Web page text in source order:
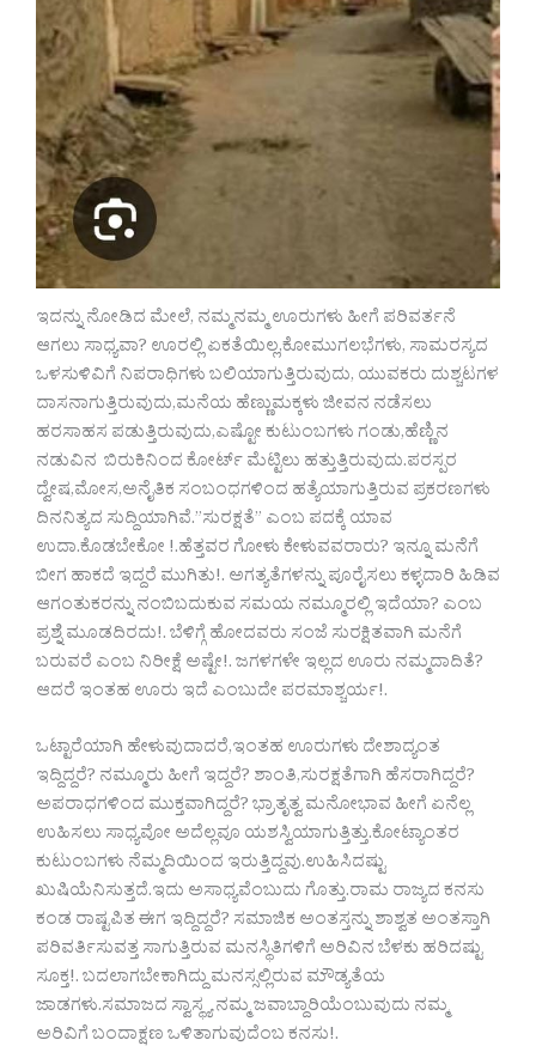
ಇದನ್ನು ನೋಡಿದ ಮೇಲೆ, ನಮ್ಮನಮ್ಮ ಊರುಗಳು ಹೀಗೆ ಪರಿವರ್ತನೆ
ಆಗಲು ಸಾಧ್ಯವಾ? ಊರಲ್ಲಿ ಏಕತೆಯಿಲ್ಲ,ಕೋಮುಗಲಭೆಗಳು, ಸಾಮರಸ್ಯದ
ಒಳಸುಳಿವಿಗೆ ನಿಪರಾಧಿಗಳು ಬಲಿಯಾಗುತ್ತಿರುವುದು, ಯುವಕರು ದುಶ್ಚಟಗಳ
ದಾಸನಾಗುತ್ತಿರುವುದು,ಮನೆಯ ಹೆಣ್ಣುಮಕ್ಕಳು ಜೀವನ ನಡೆಸಲು
ಹರಸಾಹಸ ಪಡುತ್ತಿರುವುದು,ಎಷ್ಟೋ ಕುಟುಂಬಗಳು ಗಂಡು,ಹೆಣ್ಣಿನ
ನಡುವಿನ ಬಿರುಕಿನಿಂದ ಕೋರ್ಟ್ ಮೆಟ್ಟಿಲು ಹತ್ತುತ್ತಿರುವುದು.ಪರಸ್ಪರ
ದ್ವೇಷ,ಮೋಸ,ಅನೈತಿಕ ಸಂಬಂಧಗಳಿಂದ ಹತ್ಯೆಯಾಗುತ್ತಿರುವ ಪ್ರಕರಣಗಳು
ದಿನನಿತ್ಯದ ಸುದ್ದಿಯಾಗಿವೆ.”ಸುರಕ್ಷತೆ” ಎಂಬ ಪದಕ್ಕೆ ಯಾವ
ಉದಾ.ಕೊಡಬೇಕೋ !.ಹೆತ್ತವರ ಗೋಳು ಕೇಳುವವರಾರು? ಇನ್ನೂ ಮನೆಗೆ
ಬೀಗ ಹಾಕದೆ ಇದ್ದರೆ ಮುಗಿತು!. ಅಗತ್ಯತೆಗಳನ್ನು ಪೂರೈಸಲು ಕಳ್ಳದಾರಿ ಹಿಡಿವ
ಆಗಂತುಕರನ್ನು ನಂಬಿಬದುಕುವ ಸಮಯ ನಮ್ಮೂರಲ್ಲಿ ಇದೆಯಾ? ಎಂಬ
ಪ್ರಶ್ನೆ ಮೂಡದಿರದು!. ಬೆಳಿಗ್ಗೆ ಹೋದವರು ಸಂಜೆ ಸುರಕ್ಷಿತವಾಗಿ ಮನೆಗೆ
ಬರುವರೆ ಎಂಬ ನಿರೀಕ್ಷೆ ಅಷ್ಟೇ!. ಜಗಳಗಳೇ ಇಲ್ಲದ ಊರು ನಮ್ಮದಾದಿತೆ?
ಆದರೆ ಇಂತಹ ಊರು ಇದೆ ಎಂಬುದೇ ಪರಮಾಶ್ಚರ್ಯ!.
ಒಟ್ಟಾರೆಯಾಗಿ ಹೇಳುವುದಾದರೆ,ಇಂತಹ ಊರುಗಳು ದೇಶಾದ್ಯಂತ
ಇದ್ದಿದ್ದರೆ? ನಮ್ಮೂರು ಹೀಗೆ ಇದ್ದರೆ? ಶಾಂತಿ,ಸುರಕ್ಷತೆಗಾಗಿ ಹೆಸರಾಗಿದ್ದರೆ?
ಅಪರಾಧಗಳಿಂದ ಮುಕ್ತವಾಗಿದ್ದರೆ? ಭ್ರಾತೃತ್ವ ಮನೋಭಾವ ಹೀಗೆ ಏನೆಲ್ಲ
ಉಹಿಸಲು ಸಾಧ್ಯವೋ ಅದೆಲ್ಲವೂ ಯಶಸ್ವಿಯಾಗುತ್ತಿತ್ತು.ಕೋಟ್ಯಾಂತರ
ಕುಟುಂಬಗಳು ನೆಮ್ಮದಿಯಿಂದ ಇರುತ್ತಿದ್ದವು.ಉಹಿಸಿದಷ್ಟು
ಖುಷಿಯೆನಿಸುತ್ತದೆ.ಇದು ಅಸಾಧ್ಯವೆಂಬುದು ಗೊತ್ತು.ರಾಮ ರಾಜ್ಯದ ಕನಸು
ಕಂಡ ರಾಷ್ಟಪಿತ ಈಗ ಇದ್ದಿದ್ದರೆ? ಸಮಾಜಿಕ ಅಂತಸ್ತನ್ನು ಶಾಶ್ವತ ಅಂತಸ್ತಾಗಿ
ಪರಿವರ್ತಿಸುವತ್ತ ಸಾಗುತ್ತಿರುವ ಮನಸ್ಥಿತಿಗಳಿಗೆ ಅರಿವಿನ ಬೆಳಕು ಹರಿದಷ್ಟು
ಸೂಕ್ತ!. ಬದಲಾಗಬೇಕಾಗಿದ್ದು ಮನಸ್ಸಲ್ಲಿರುವ ಮೌಡ್ಯತೆಯ
ಜಾಡಗಳು.ಸಮಾಜದ ಸ್ವಾಸ್ಥ್ಯ ನಮ್ಮ ಜವಾಬ್ದಾರಿಯೆಂಬುವುದು ನಮ್ಮ
ಅರಿವಿಗೆ ಬಂದಾಕ್ಷಣ ಒಳಿತಾಗುವುದೆಂಬ ಕನಸು!.